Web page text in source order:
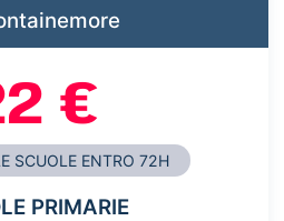
€
SCUOLE ENTRO 72H
PRIMARIE